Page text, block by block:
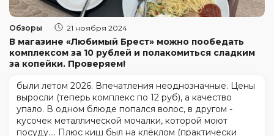
Обзоры 21 ноября 2024
В магазине «Любимый Брест» можно пообедать
комплексом за 10 рублей и полакомиться сладким
за копейки. Проверяем!
были летом 2026. Впечатления неоднозначные. Цены
выросли (теперь комплекс по 12 руб), а качество
упало. В одном блюде попался волос, в другом -
кусочек металлической мочалки, которой моют
посуду.... Плюс киш был на клёклом (практически